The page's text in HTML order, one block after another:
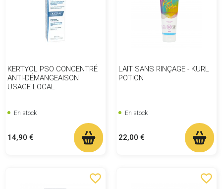
KERTYOL PSO CONCENTRÉ
ANTI-DÉMANGEAISON
USAGE LOCAL
En stock
Prix
14,90 €
LAIT SANS RINÇAGE - KURL
POTION
En stock
Prix
22,00 €
favorite_border favorite_border